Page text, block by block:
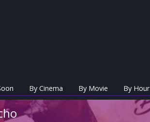
By Cinema By Movie By Hour